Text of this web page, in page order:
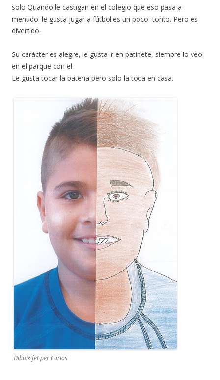
solo Quando le castigan en el colegio que eso pasa a
menudo. le gusta jugar a fútbol.es un poco tonto. Pero es
divertido.
Su carácter es alegre, le gusta ir en patinete, siempre lo veo
en el parque con el.
Le gusta tocar la bateria pero solo la toca en casa.
Dibuix fet per Carlos